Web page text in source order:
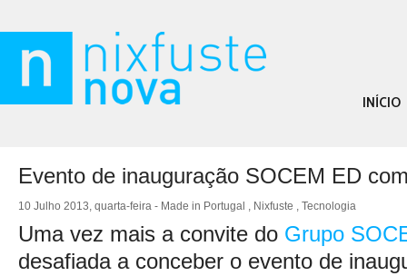
INÍCIO
Evento de inauguração SOCEM ED
10 Julho 2013, quarta-feira - Made in Portugal , Nixfuste , Tecnologia
Uma vez mais a convite do Grupo
desafiada a conceber o evento de